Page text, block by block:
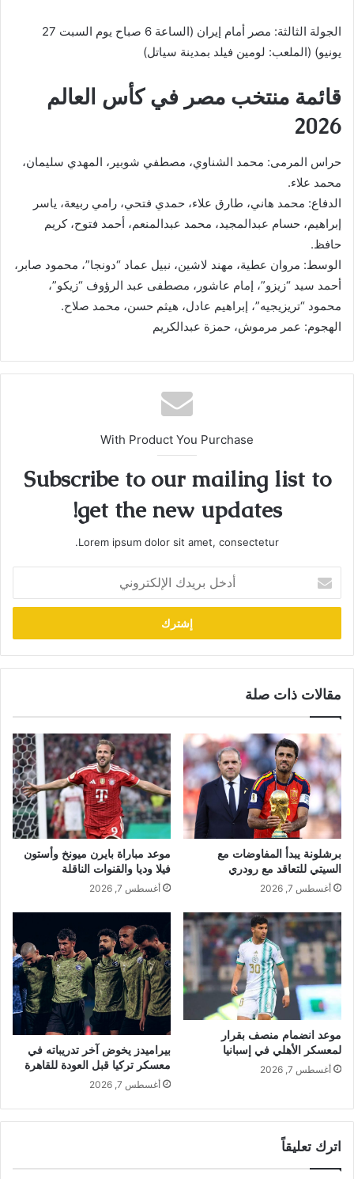
الجولة الثالثة: مصر أمام إيران (الساعة 6 صباح يوم السبت 27
يونيو) (الملعب: لومين فيلد بمدينة سياتل)
قائمة منتخب مصر في كأس العالم
2026
حراس المرمى: محمد الشناوي، مصطفي شوبير، المهدي سليمان،
محمد علاء.
الدفاع: محمد هاني، طارق علاء، حمدي فتحي، رامي ربيعة، ياسر
إبراهيم، حسام عبدالمجيد، محمد عبدالمنعم، أحمد فتوح، كريم
حافظ.
الوسط: مروان عطية، مهند لاشين، نبيل عماد “دونجا”، محمود صابر،
أحمد سيد “زيزو”، إمام عاشور، مصطفى عبد الرؤوف “زيكو”،
محمود “تريزيجيه”، إبراهيم عادل، هيثم حسن، محمد صلاح.
الهجوم: عمر مرموش، حمزة عبدالكريم
With Product You Purchase
Subscribe to our mailing list to
get the new updates!
Lorem ipsum dolor sit amet, consectetur.
بريدك
الإلكتروني
مقالات ذات صلة
برشلونة يبدأ المفاوضات مع
السيتي للتعاقد مع رودري
أغسطس 7, 2026
موعد مباراة بايرن ميونخ وأستون
فيلا وديا والقنوات الناقلة
أغسطس 7, 2026
موعد انضمام منصف بقرار
لمعسكر الأهلي في إسبانيا
أغسطس 7, 2026
بيراميدز يخوض آخر تدريباته في
معسكر تركيا قبل العودة للقاهرة
أغسطس 7, 2026
اترك تعليقاً